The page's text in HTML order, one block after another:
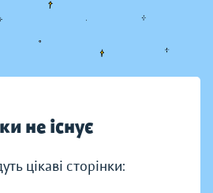
не існує
цікаві сторінки: